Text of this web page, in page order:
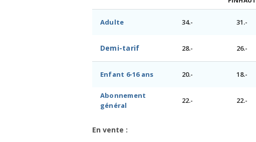
Adulte 34.- 31.-
Demi-tarif 28.- 26.-
Enfant 6-16 ans 20.- 18.-
Abonnement
général
22.- 22.-
En vente :